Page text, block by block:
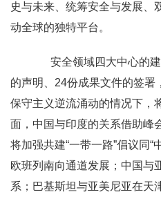
史与未来、统筹安全与发展、
动全球的独特平台。
安全领域四大中心的建
的声明、24份成果文件的签署
保守主义逆流涌动的情况下，
面，中国与印度的关系借助峰
将加强共建“一带一路”倡议同“
欧班列南向通道发展；中国与
系；巴基斯坦与亚美尼亚在天